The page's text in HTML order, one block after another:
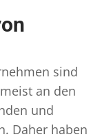
sind
an den
und
Daher haben